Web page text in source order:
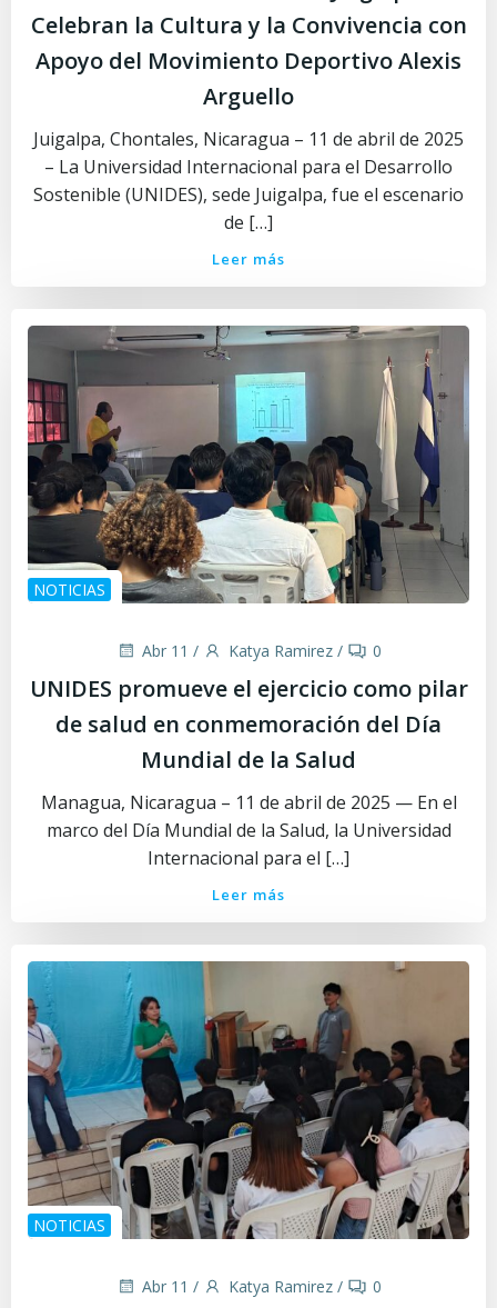
Celebran la Cultura y la Convivencia con
Apoyo del Movimiento Deportivo Alexis
Arguello
Juigalpa, Chontales, Nicaragua – 11 de abril de 2025
– La Universidad Internacional para el Desarrollo
Sostenible (UNIDES), sede Juigalpa, fue el escenario
de […]
Leer más
NOTICIAS
Abr 11 / Katya Ramirez / 0
UNIDES promueve el ejercicio como pilar
de salud en conmemoración del Día
Mundial de la Salud
Managua, Nicaragua – 11 de abril de 2025 — En el
marco del Día Mundial de la Salud, la Universidad
Internacional para el […]
Leer más
NOTICIAS
Abr 11 / Katya Ramirez / 0